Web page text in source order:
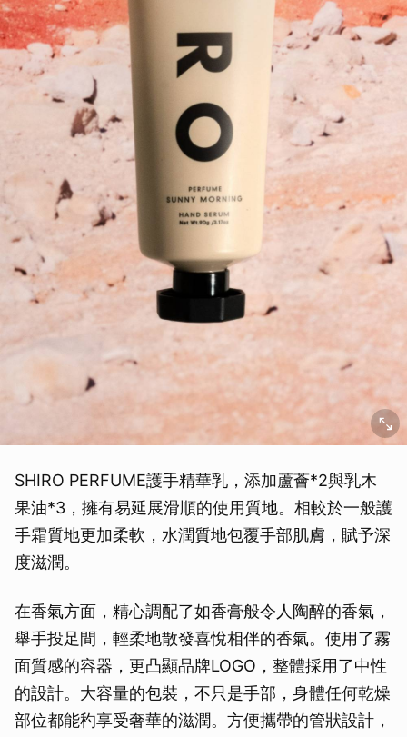
SHIRO PERFUME護手精華乳，添加蘆薈*2與乳木
果油*3，擁有易延展滑順的使用質地。相較於一般護
手霜質地更加柔軟，水潤質地包覆手部肌膚，賦予深
度滋潤。
在香氣方面，精心調配了如香膏般令人陶醉的香氣，
舉手投足間，輕柔地散發喜悅相伴的香氣。使用了霧
面質感的容器，更凸顯品牌LOGO，整體採用了中性
的設計。大容量的包裝，不只是手部，身體任何乾燥
部位都能䄪享受奢華的滋潤。方便攜帶的管狀設計，